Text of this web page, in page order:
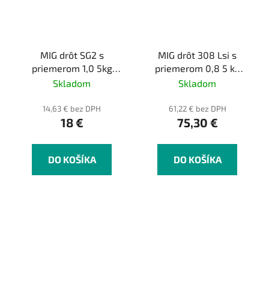
MIG drôt SG2 s
priemerom 1,0 5kg
balík
Skladom
14,63 € bez DPH
18 €
DO KOŠÍKA
MIG drôt 308 Lsi s
priemerom 0,8 5 kg
balík
Skladom
61,22 € bez DPH
75,30 €
DO KOŠÍKA